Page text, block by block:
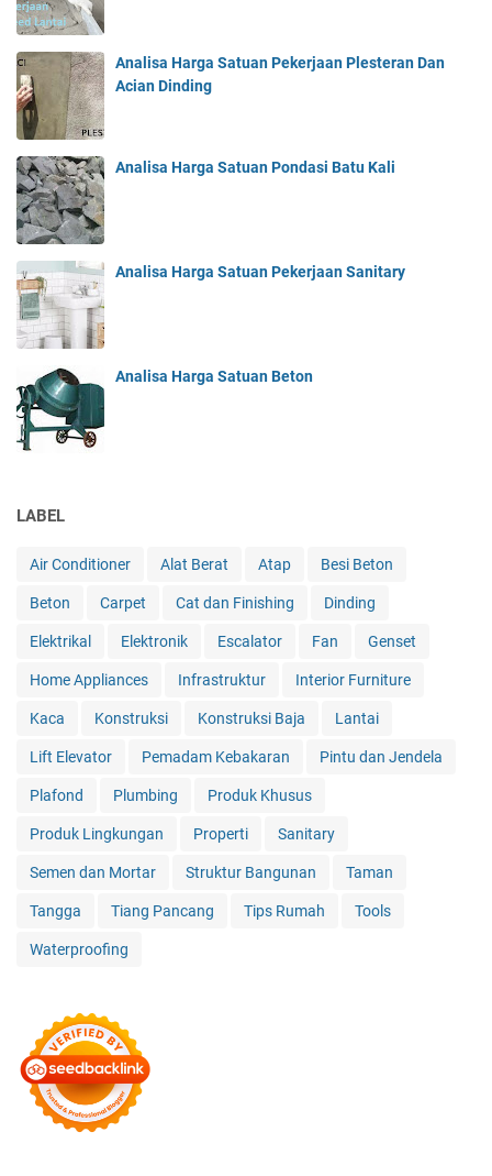
Analisa Harga Satuan Pekerjaan Plesteran Dan
Acian Dinding
Analisa Harga Satuan Pondasi Batu Kali
Analisa Harga Satuan Pekerjaan Sanitary
Analisa Harga Satuan Beton
LABEL
Air Conditioner Alat Berat Atap Besi Beton
Beton Carpet Cat dan Finishing Dinding
Elektrikal Elektronik Escalator Fan Genset
Home Appliances Infrastruktur Interior Furniture
Kaca Konstruksi Konstruksi Baja Lantai
Lift Elevator Pemadam Kebakaran Pintu dan Jendela
Plafond Plumbing Produk Khusus
Produk Lingkungan Properti Sanitary
Semen dan Mortar Struktur Bangunan Taman
Tangga Tiang Pancang Tips Rumah Tools
Waterproofing